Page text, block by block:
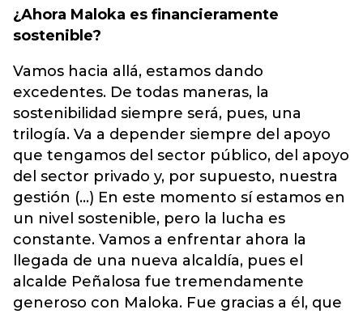
¿Ahora Maloka es financieramente
sostenible?
Vamos hacia allá, estamos dando
excedentes. De todas maneras, la
sostenibilidad siempre será, pues, una
trilogía. Va a depender siempre del apoyo
que tengamos del sector público, del apoyo
del sector privado y, por supuesto, nuestra
gestión (…) En este momento sí estamos en
un nivel sostenible, pero la lucha es
constante. Vamos a enfrentar ahora la
llegada de una nueva alcaldía, pues el
alcalde Peñalosa fue tremendamente
generoso con Maloka. Fue gracias a él, que